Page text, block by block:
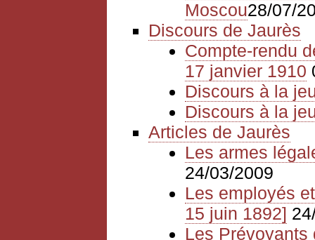
Moscou28/07/
Discours de Jaurès
Compte-rendu
17 janvier 1910
Discours à la
Discours à la
Articles de Jaurès
Les armes
24/03/2009
Les employés
15 juin 1892]
Les Prévoyants